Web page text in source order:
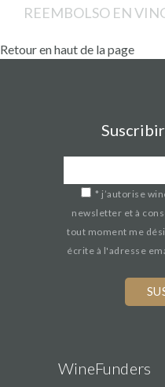
REEMBOLSO EN
Retour en haut de la page
* j’autorise
newsletter et à
tout moment me
écrite à l'adresse
WineFunders